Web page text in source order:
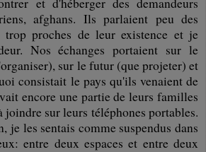
et d'héberger des demandeurs
afghans. Ils parlaient peu des
trop proches de leur existence et je
Nos échanges portaient sur le
sur le futur (que projeter) et
consistait le pays qu'ils venaient de
encore une partie de leurs familles
joindre sur leurs téléphones portables.
je les sentais comme suspendus dans
entre deux espaces et entre deux